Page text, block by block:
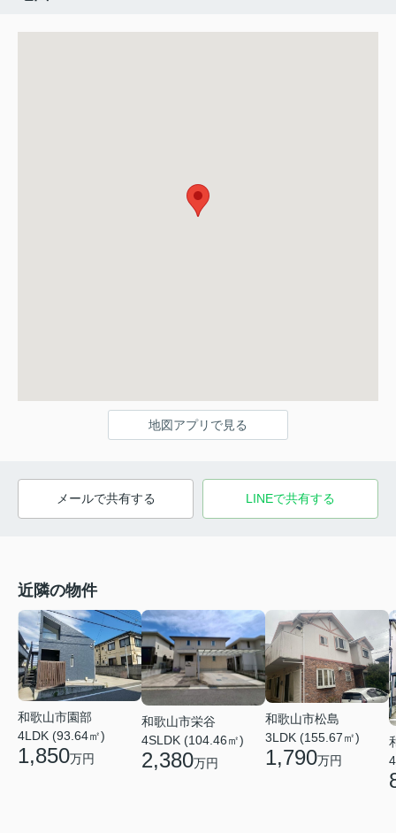
地図アプリで見る
メールで共有する LINEで共有する
近隣の物件
和歌山市園部
4LDK (93.64㎡)
1,850万円
和歌山市栄谷
4SLDK (104.46㎡)
2,380万円
和歌山市松島
3LDK (155.67㎡)
1,790万円